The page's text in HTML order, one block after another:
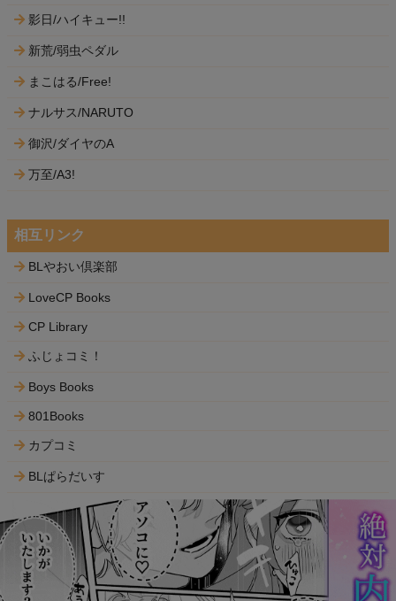
影日/ハイキュー!!
新荒/弱虫ペダル
まこはる/Free!
ナルサス/NARUTO
御沢/ダイヤのA
万至/A3!
相互リンク
BLやおい倶楽部
LoveCP Books
CP Library
ふじょコミ！
Boys Books
801Books
カプコミ
BLぱらだいす